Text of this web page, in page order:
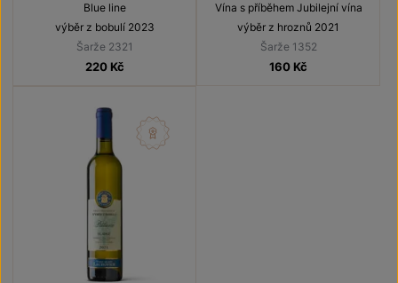
Blue line
výběr z bobulí 2023
Šarže 2321
220 Kč
Vína s příběhem Jubilejní vína
výběr z hroznů 2021
Šarže 1352
160 Kč